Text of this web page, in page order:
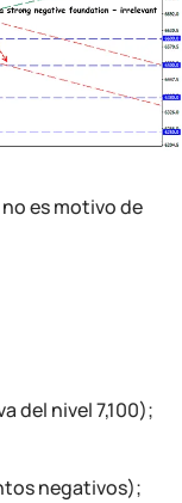
es motivo de
del nivel 7,100);
negativos);